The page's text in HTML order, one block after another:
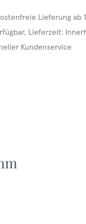
Lieferung ab
Lieferzeit:
Kundenservice